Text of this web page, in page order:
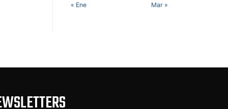
« Ene Mar »